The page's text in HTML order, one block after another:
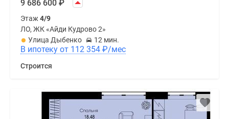
9 686 600 ₽
Этаж4/9
ЛО, ЖК «Айди Кудрово 2»
Улица Дыбенко
12 мин.
В ипотеку от 112 354 ₽/мес
Строится